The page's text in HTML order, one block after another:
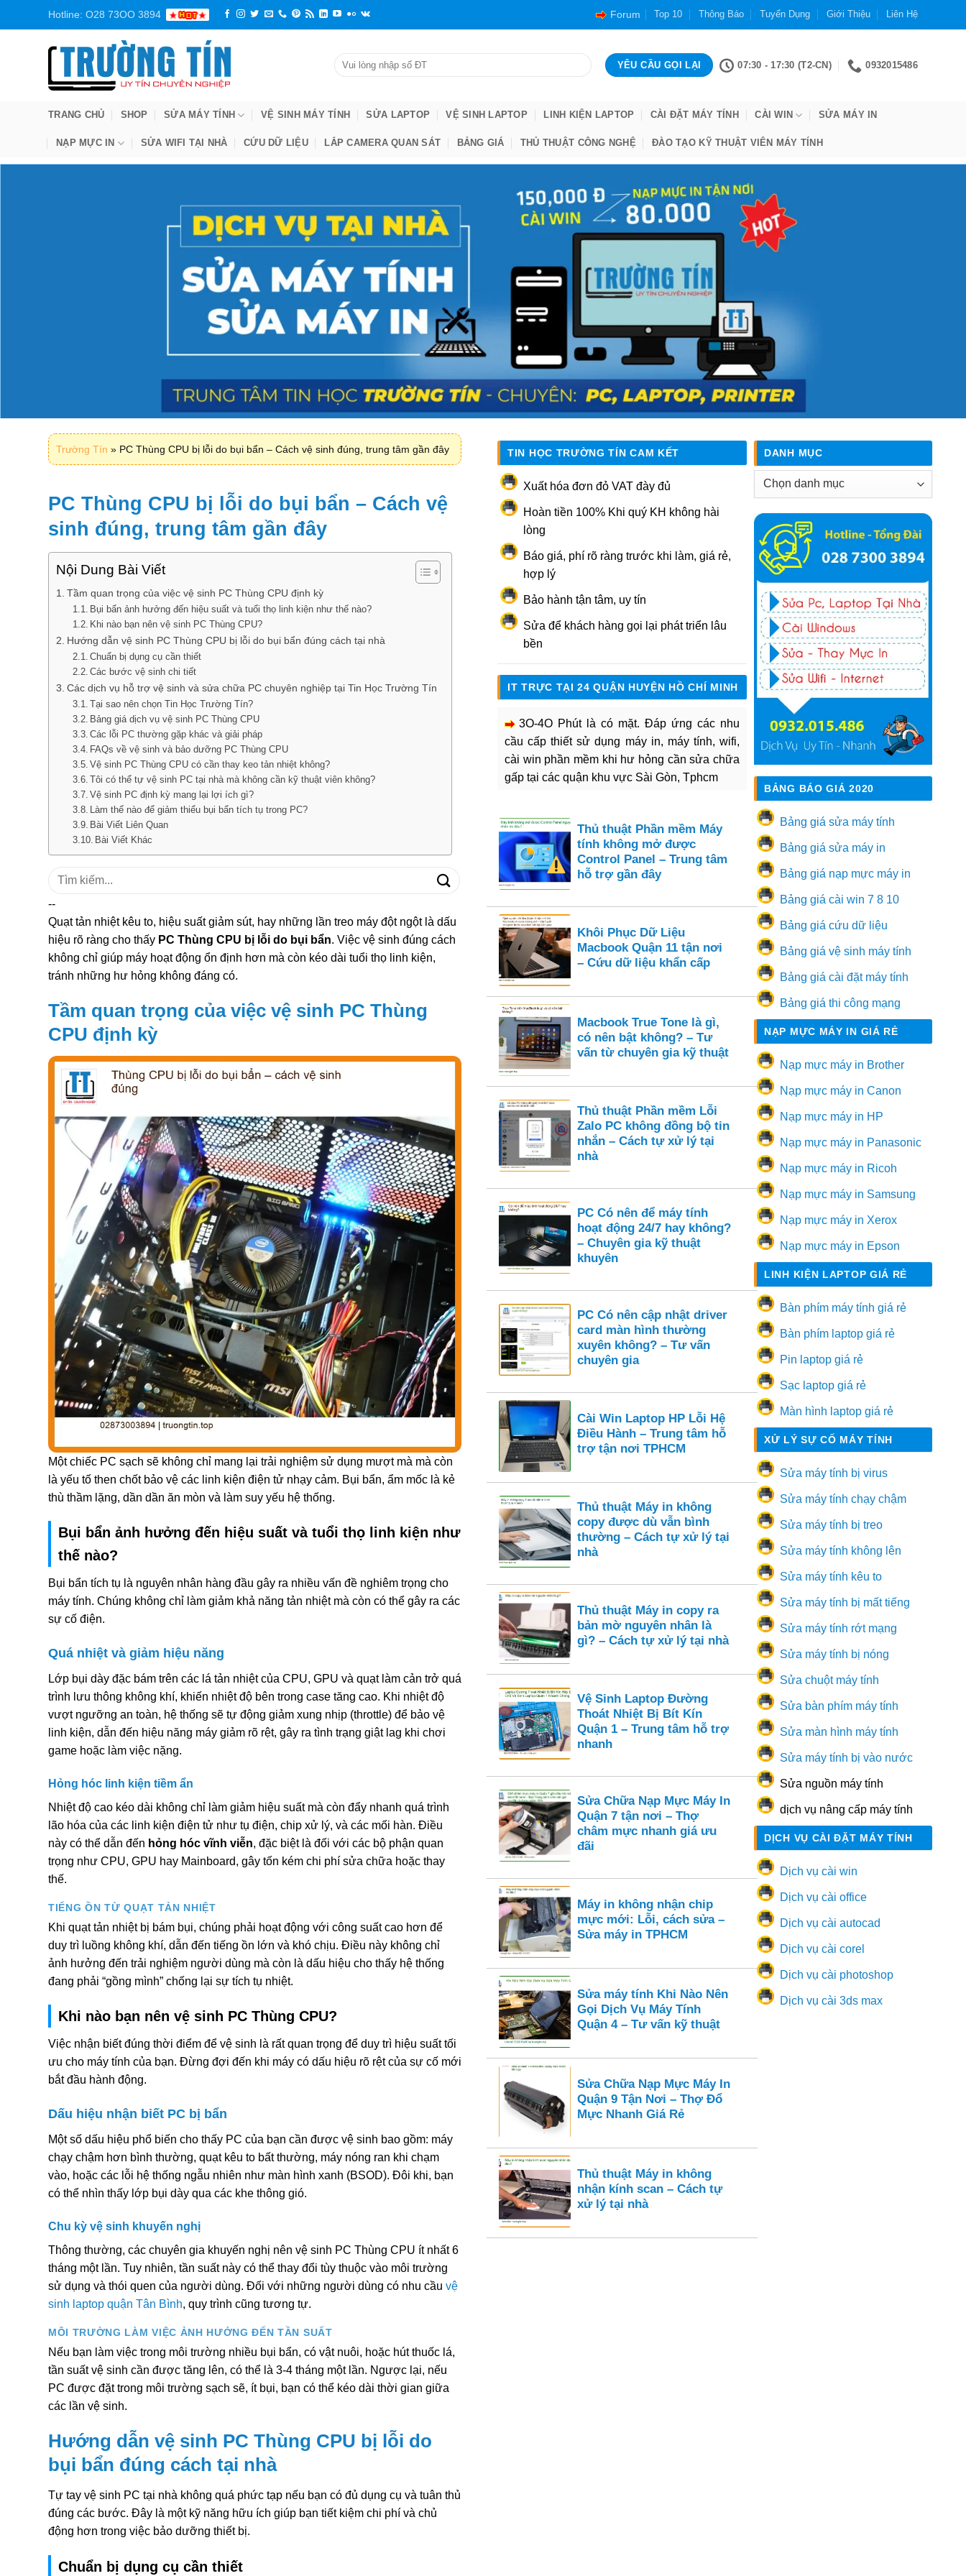
Hotline: O28 73OO 3894 Forum Top 10 Thông Báo Tuyển Dụng Giới Thiệu Liên Hệ
07:30 - 17:30 (T2-CN) 0932015486
TRANG CHỦ SHOP SỬA MÁY TÍNH VỆ SINH MÁY TÍNH SỬA LAPTOP VỆ SINH LAPTOP LINH KIỆN LAPTOP CÀI ĐẶT MÁY TÍNH CÀI WIN SỬA MÁY IN
NẠP MỰC IN SỬA WIFI TẠI NHÀ CỨU DỮ LIỆU LẮP CAMERA QUAN SÁT BẢNG GIÁ THỦ THUẬT CÔNG NGHỆ ĐÀO TẠO KỸ THUẬT VIÊN MÁY TÍNH
Trường Tín » PC Thùng CPU bị lỗi do bụi bẩn – Cách vệ sinh đúng, trung tâm gần đây
PC Thùng CPU bị lỗi do bụi bẩn – Cách vệ
sinh đúng, trung tâm gần đây
Nội Dung Bài Viết
Tầm quan trọng của việc vệ sinh PC Thùng CPU định kỳ
Bụi bẩn ảnh hưởng đến hiệu suất và tuổi thọ linh kiện như thế nào?
Khi nào bạn nên vệ sinh PC Thùng CPU?
Hướng dẫn vệ sinh PC Thùng CPU bị lỗi do bụi bẩn đúng cách tại nhà
Chuẩn bị dụng cụ cần thiết
Các bước vệ sinh chi tiết
Các dịch vụ hỗ trợ vệ sinh và sửa chữa PC chuyên nghiệp tại Tin Học Trường Tín
Tại sao nên chọn Tin Học Trường Tín?
Bảng giá dịch vụ vệ sinh PC Thùng CPU
Các lỗi PC thường gặp khác và giải pháp
FAQs về vệ sinh và bảo dưỡng PC Thùng CPU
Vệ sinh PC Thùng CPU có cần thay keo tản nhiệt không?
Tôi có thể tự vệ sinh PC tại nhà mà không cần kỹ thuật viên không?
Vệ sinh PC định kỳ mang lại lợi ích gì?
Làm thế nào để giảm thiểu bụi bẩn tích tụ trong PC?
Bài Viết Liên Quan
Bài Viết Khác
Tìm
--
Quạt tản nhiệt kêu to, hiệu suất giảm sút, hay những lần treo máy đột ngột là dấu
hiệu rõ ràng cho thấy PC Thùng CPU bị lỗi do bụi bẩn. Việc vệ sinh đúng cách
không chỉ giúp máy hoạt động ổn định hơn mà còn kéo dài tuổi thọ linh kiện,
tránh những hư hỏng không đáng có.
Tầm quan trọng của việc vệ sinh PC Thùng
CPU định kỳ
Một chiếc PC sạch sẽ không chỉ mang lại trải nghiệm sử dụng mượt mà mà còn
là yếu tố then chốt bảo vệ các linh kiện điện tử nhạy cảm. Bụi bẩn, ẩm mốc là kẻ
thù thầm lặng, dần dần ăn mòn và làm suy yếu hệ thống.
Bụi bẩn ảnh hưởng đến hiệu suất và tuổi thọ linh kiện như
thế nào?
Bụi bẩn tích tụ là nguyên nhân hàng đầu gây ra nhiều vấn đề nghiêm trọng cho
máy tính. Chúng không chỉ làm giảm khả năng tản nhiệt mà còn có thể gây ra các
sự cố điện.
Quá nhiệt và giảm hiệu năng
Lớp bụi dày đặc bám trên các lá tản nhiệt của CPU, GPU và quạt làm cản trở quá
trình lưu thông không khí, khiến nhiệt độ bên trong case tăng cao. Khi nhiệt độ
vượt ngưỡng an toàn, hệ thống sẽ tự động giảm xung nhịp (throttle) để bảo vệ
linh kiện, dẫn đến hiệu năng máy giảm rõ rệt, gây ra tình trạng giật lag khi chơi
game hoặc làm việc nặng.
Hỏng hóc linh kiện tiềm ẩn
Nhiệt độ cao kéo dài không chỉ làm giảm hiệu suất mà còn đẩy nhanh quá trình
lão hóa của các linh kiện điện tử như tụ điện, chip xử lý, và các mối hàn. Điều
này có thể dẫn đến hỏng hóc vĩnh viễn, đặc biệt là đối với các bộ phận quan
trọng như CPU, GPU hay Mainboard, gây tốn kém chi phí sửa chữa hoặc thay
thế.
TIẾNG ỒN TỪ QUẠT TẢN NHIỆT
Khi quạt tản nhiệt bị bám bụi, chúng phải hoạt động với công suất cao hơn để
duy trì luồng không khí, dẫn đến tiếng ồn lớn và khó chịu. Điều này không chỉ
ảnh hưởng đến trải nghiệm người dùng mà còn là dấu hiệu cho thấy hệ thống
đang phải “gồng mình” chống lại sự tích tụ nhiệt.
Khi nào bạn nên vệ sinh PC Thùng CPU?
Việc nhận biết đúng thời điểm để vệ sinh là rất quan trọng để duy trì hiệu suất tối
ưu cho máy tính của bạn. Đừng đợi đến khi máy có dấu hiệu rõ rệt của sự cố mới
bắt đầu hành động.
Dấu hiệu nhận biết PC bị bẩn
Một số dấu hiệu phổ biến cho thấy PC của bạn cần được vệ sinh bao gồm: máy
chạy chậm hơn bình thường, quạt kêu to bất thường, máy nóng ran khi chạm
vào, hoặc các lỗi hệ thống ngẫu nhiên như màn hình xanh (BSOD). Đôi khi, bạn
có thể nhìn thấy lớp bụi dày qua các khe thông gió.
Chu kỳ vệ sinh khuyến nghị
Thông thường, các chuyên gia khuyến nghị nên vệ sinh PC Thùng CPU ít nhất 6
tháng một lần. Tuy nhiên, tần suất này có thể thay đổi tùy thuộc vào môi trường
sử dụng và thói quen của người dùng. Đối với những người dùng có nhu cầu vệ
sinh laptop quận Tân Bình, quy trình cũng tương tự.
MÔI TRƯỜNG LÀM VIỆC ẢNH HƯỞNG ĐẾN TẦN SUẤT
Nếu bạn làm việc trong môi trường nhiều bụi bẩn, có vật nuôi, hoặc hút thuốc lá,
tần suất vệ sinh cần được tăng lên, có thể là 3-4 tháng một lần. Ngược lại, nếu
PC được đặt trong môi trường sạch sẽ, ít bụi, bạn có thể kéo dài thời gian giữa
các lần vệ sinh.
Hướng dẫn vệ sinh PC Thùng CPU bị lỗi do
bụi bẩn đúng cách tại nhà
Tự tay vệ sinh PC tại nhà không quá phức tạp nếu bạn có đủ dụng cụ và tuân thủ
đúng các bước. Đây là một kỹ năng hữu ích giúp bạn tiết kiệm chi phí và chủ
động hơn trong việc bảo dưỡng thiết bị.
Chuẩn bị dụng cụ cần thiết
TIN HỌC TRƯỜNG TÍN CAM KẾT
Xuất hóa đơn đỏ VAT đày đủ
Hoàn tiền 100% Khi quý KH không hài
lòng
Báo giá, phí rõ ràng trước khi làm, giá rẻ,
hợp lý
Bảo hành tận tâm, uy tín
Sửa để khách hàng gọi lại phát triển lâu
bền
IT TRỰC TẠI 24 QUẬN HUYỆN HỒ CHÍ MINH
3O-4O Phút là có mặt. Đáp ứng các nhu
cầu cấp thiết sử dụng máy in, máy tính, wifi,
cài win phần mềm khi hư hỏng cần sửa chữa
gấp tại các quận khu vực Sài Gòn, Tphcm
Thủ thuật Phần mềm Máy
tính không mở được
Control Panel – Trung tâm
hỗ trợ gần đây
Khôi Phục Dữ Liệu
Macbook Quận 11 tận nơi
– Cứu dữ liệu khẩn cấp
Macbook True Tone là gì,
có nên bật không? – Tư
vấn từ chuyên gia kỹ thuật
Thủ thuật Phần mềm Lỗi
Zalo PC không đồng bộ tin
nhắn – Cách tự xử lý tại
nhà
PC Có nên để máy tính
hoạt động 24/7 hay không?
– Chuyên gia kỹ thuật
khuyên
PC Có nên cập nhật driver
card màn hình thường
xuyên không? – Tư vấn
chuyên gia
Cài Win Laptop HP Lỗi Hệ
Điều Hành – Trung tâm hỗ
trợ tận nơi TPHCM
Thủ thuật Máy in không
copy được dù vẫn bình
thường – Cách tự xử lý tại
nhà
Thủ thuật Máy in copy ra
bản mờ nguyên nhân là
gì? – Cách tự xử lý tại nhà
Vệ Sinh Laptop Đường
Thoát Nhiệt Bị Bít Kín
Quận 1 – Trung tâm hỗ trợ
nhanh
Sửa Chữa Nạp Mực Máy In
Quận 7 tận nơi – Thợ
châm mực nhanh giá ưu
đãi
Máy in không nhận chip
mực mới: Lỗi, cách sửa –
Sửa máy in TPHCM
Sửa máy tính Khi Nào Nên
Gọi Dịch Vụ Máy Tính
Quận 4 – Tư vấn kỹ thuật
Sửa Chữa Nạp Mực Máy In
Quận 9 Tận Nơi – Thợ Đổ
Mực Nhanh Giá Rẻ
Thủ thuật Máy in không
nhận kính scan – Cách tự
xử lý tại nhà
DANH MỤC
Danh
BẢNG BÁO GIÁ 2020
Bảng giá sửa máy tính
Bảng giá sửa máy in
Bảng giá nạp mực máy in
Bảng giá cài win 7 8 10
Bảng giá cứu dữ liệu
Bảng giá vệ sinh máy tính
Bảng giá cài đặt máy tính
Bảng giá thi công mạng
NẠP MỰC MÁY IN GIÁ RẺ
Nạp mực máy in Brother
Nạp mực máy in Canon
Nạp mực máy in HP
Nạp mực máy in Panasonic
Nạp mực máy in Ricoh
Nạp mực máy in Samsung
Nạp mực máy in Xerox
Nạp mực máy in Epson
LINH KIỆN LAPTOP GIÁ RẺ
Bàn phím máy tính giá rẻ
Bàn phím laptop giá rẻ
Pin laptop giá rẻ
Sạc laptop giá rẻ
Màn hình laptop giá rẻ
XỬ LÝ SỰ CỐ MÁY TÍNH
Sửa máy tính bị virus
Sửa máy tính chạy chậm
Sửa máy tính bị treo
Sửa máy tính không lên
Sửa máy tính kêu to
Sửa máy tính bị mất tiếng
Sửa máy tính rớt mạng
Sửa máy tính bị nóng
Sửa chuột máy tính
Sửa bàn phím máy tính
Sửa màn hình máy tính
Sửa máy tính bị vào nước
Sửa nguồn máy tính
dịch vụ nâng cấp máy tính
DỊCH VỤ CÀI ĐẶT MÁY TÍNH
Dịch vụ cài win
Dịch vụ cài office
Dịch vụ cài autocad
Dịch vụ cài corel
Dịch vụ cài photoshop
Dịch vụ cài 3ds max